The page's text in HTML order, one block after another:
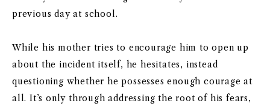
previous day at school.
While his mother tries to encourage him to open up
about the incident itself, he hesitates, instead
questioning whether he possesses enough courage at
all. It’s only through addressing the root of his fears,